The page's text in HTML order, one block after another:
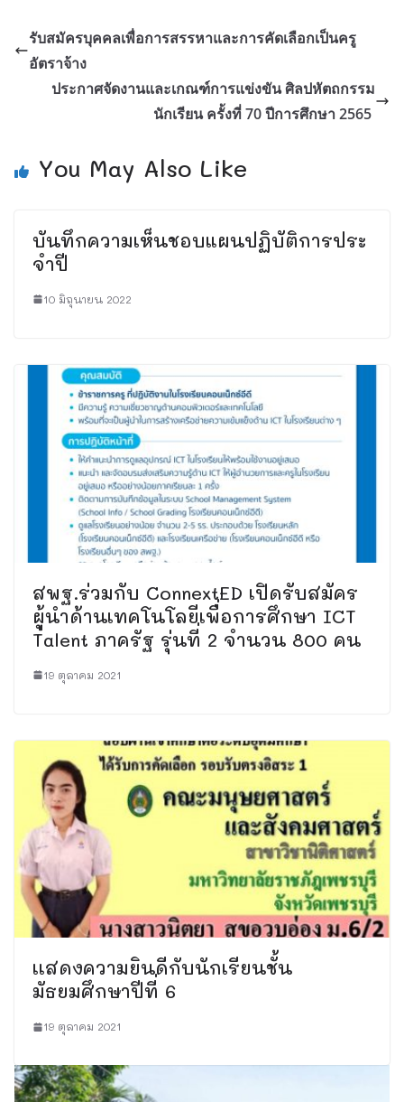
รับสมัครบุคคลเพื่อการสรรหาและการคัดเลือกเป็นครู
อัตราจ้าง
ประกาศจัดงานและเกณฑ์การแข่งขัน ศิลปหัตถกรรม
นักเรียน ครั้งที่ 70 ปีการศึกษา 2565
You May Also Like
บันทึกความเห็นชอบแผนปฏิบัติการประ
จําปี
10 มิถุนายน 2022
สพฐ.ร่วมกับ ConnextED เปิดรับสมัคร
ผู้นำด้านเทคโนโลยีเพื่อการศึกษา ICT
Talent ภาครัฐ รุ่นที่ 2 จำนวน 800 คน
19 ตุลาคม 2021
เเสดงความยินดีกับนักเรียนชั้น
มัธยมศึกษาปีที่ 6
19 ตุลาคม 2021